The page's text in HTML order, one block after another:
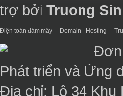
trợ bởi Truong
Điện toán đám mây Domain - Hosting
Đơn
Phát triển và Ứng
Địa chỉ: Lô 34 Khu